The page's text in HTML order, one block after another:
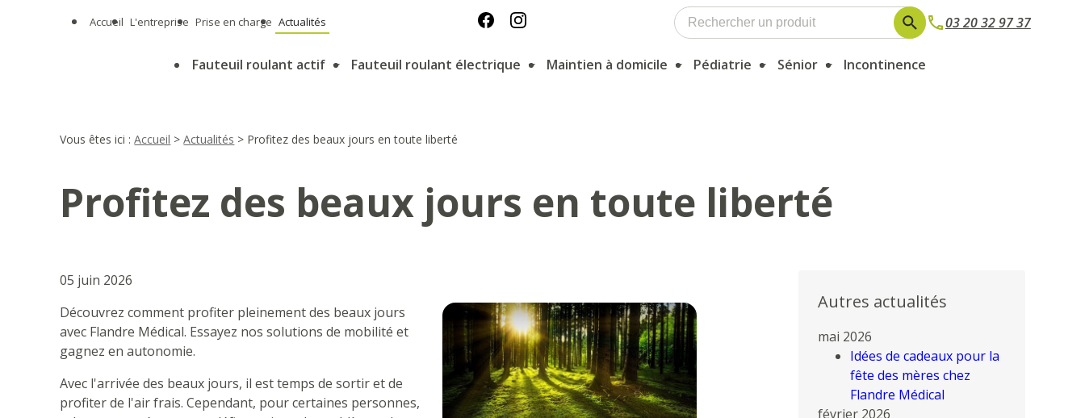
Accueil L'entreprise Prise en charge Actualités 03 20 32 97 37
Fauteuil roulant actif Fauteuil roulant électrique Maintien à domicile Pédiatrie Sénior Incontinence
Vous êtes ici : Accueil >Actualités > Profitez des beaux jours en toute liberté
Profitez des beaux jours en toute liberté
05 juin 2026
Découvrez comment profiter pleinement des beaux jours
avec Flandre Médical. Essayez nos solutions de mobilité et
gagnez en autonomie.
Avec l'arrivée des beaux jours, il est temps de sortir et de
profiter de l'air frais. Cependant, pour certaines personnes,
Autres actualités
mai 2026
Idées de cadeaux pour la
fête des mères chez
Flandre Médical
février 2026